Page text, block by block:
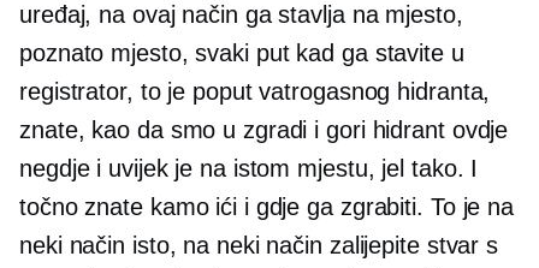
uređaj, na ovaj način ga stavlja na mjesto,
poznato mjesto, svaki put kad ga stavite u
registrator, to je poput vatrogasnog hidranta,
znate, kao da smo u zgradi i gori hidrant ovdje
negdje i uvijek je na istom mjestu, jel tako. I
točno znate kamo ići i gdje ga zgrabiti. To je na
neki način isto, na neki način zalijepite stvar s